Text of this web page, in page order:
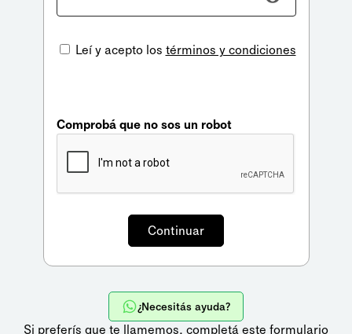
Leí y acepto los términos y condiciones
Comprobá que no sos un robot
¿Necesitás ayuda?
Si preferís que te llamemos, completá este formulario